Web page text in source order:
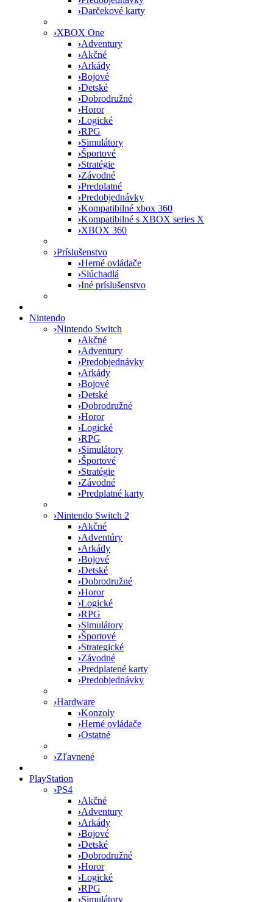
›Darčekové karty
›XBOX One
›Adventury
›Akčné
›Arkády
›Bojové
›Detské
›Dobrodružné
›Horor
›Logické
›RPG
›Simulátory
›Športové
›Stratégie
›Závodné
›Predplatné
›Predobjednávky
›Kompatibilné xbox 360
›Kompatibilné s XBOX series X
›XBOX 360
›Príslušenstvo
›Herné ovládače
›Slúchadlá
›Iné príslušenstvo
Nintendo
›Nintendo Switch
›Akčné
›Adventury
›Predobjednávky
›Arkády
›Bojové
›Detské
›Dobrodružné
›Horor
›Logické
›RPG
›Simulátory
›Športové
›Stratégie
›Závodné
›Predplatné karty
›Nintendo Switch 2
›Akčné
›Adventúry
›Arkády
›Bojové
›Detské
›Dobrodružné
›Horor
›Logické
›RPG
›Simulátory
›Športové
›Strategické
›Závodné
›Predplatené karty
›Predobjednávky
›Hardware
›Konzoly
›Herné ovládače
›Ostatné
›Zľavnené
PlayStation
›PS4
›Akčné
›Adventury
›Arkády
›Bojové
›Detské
›Dobrodružné
›Horor
›Logické
›RPG
›Simulátory